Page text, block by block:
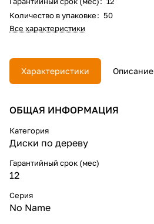
Количество в упаковке: 50
Все характеристики
Характеристики Описание
ОБЩАЯ ИНФОРМАЦИЯ
Категория
Диски по дереву
Гарантийный срок (мес)
12
Серия
No Name